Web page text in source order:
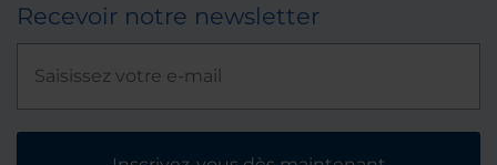
Recevoir notre newsletter